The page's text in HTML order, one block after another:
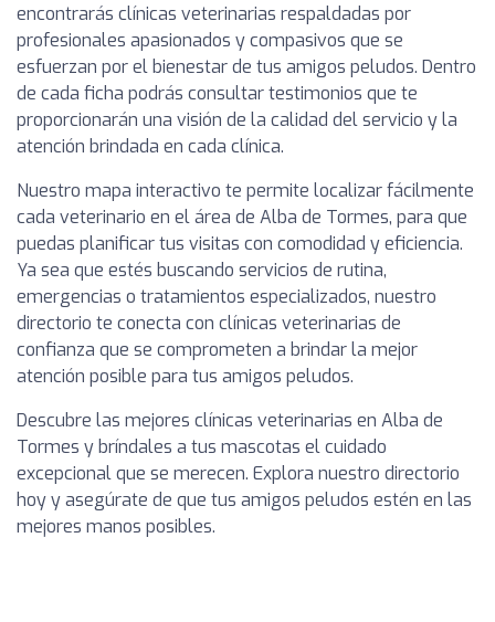
encontrarás clínicas veterinarias respaldadas por
profesionales apasionados y compasivos que se
esfuerzan por el bienestar de tus amigos peludos. Dentro
de cada ficha podrás consultar testimonios que te
proporcionarán una visión de la calidad del servicio y la
atención brindada en cada clínica.
Nuestro mapa interactivo te permite localizar fácilmente
cada veterinario en el área de Alba de Tormes, para que
puedas planificar tus visitas con comodidad y eficiencia.
Ya sea que estés buscando servicios de rutina,
emergencias o tratamientos especializados, nuestro
directorio te conecta con clínicas veterinarias de
confianza que se comprometen a brindar la mejor
atención posible para tus amigos peludos.
Descubre las mejores clínicas veterinarias en Alba de
Tormes y bríndales a tus mascotas el cuidado
excepcional que se merecen. Explora nuestro directorio
hoy y asegúrate de que tus amigos peludos estén en las
mejores manos posibles.